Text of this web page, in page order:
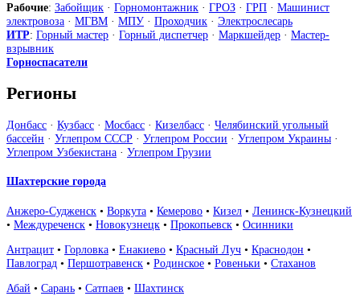
Рабочие: Забойщик · Горномонтажник · ГРОЗ · ГРП · Машинист
электровоза · МГВМ · МПУ · Проходчик · Электрослесарь
ИТР: Горный мастер · Горный диспетчер · Маркшейдер · Мастер-
взрывник
Горноспасатели
Регионы
Донбасс · Кузбасс · Мосбасс · Кизелбасс · Челябинский угольный
бассейн · Углепром СССР · Углепром России · Углепром Украины ·
Углепром Узбекистана · Углепром Грузии
Шахтерские города
Анжеро-Судженск • Воркута • Кемерово • Кизел • Ленинск-Кузнецкий
• Междуреченск • Новокузнецк • Прокопьевск • Осинники
Антрацит • Горловка • Енакиево • Красный Луч • Краснодон •
Павлоград • Першотравенск • Родинское • Ровеньки • Стаханов
Абай • Сарань • Сатпаев • Шахтинск